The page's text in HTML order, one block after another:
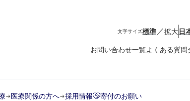
文字サイズ標準／拡大日
お問い合わせ一覧よくある質問
医療関係の方へ 採用情報 寄付のお願い